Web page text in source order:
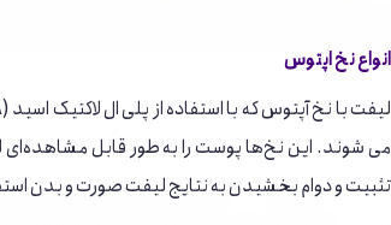
انواع نخ اپتوس
می ‌شوند. این نخ‌ها پوست را به طور قابل
تثبیت و دوام بخشیدن به نتایج لیفت صورت و بدن